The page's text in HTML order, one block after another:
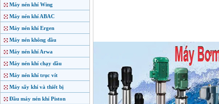
Máy nén khí Wing
Máy nén khí ABAC
Máy nén khí Ergen
Máy nén không dầu
Máy nén khí Arwa
Máy nén khí chạy dầu
Máy nén khí trục vít
Máy sấy khí và thiết bị
Đầu máy nén khí Piston